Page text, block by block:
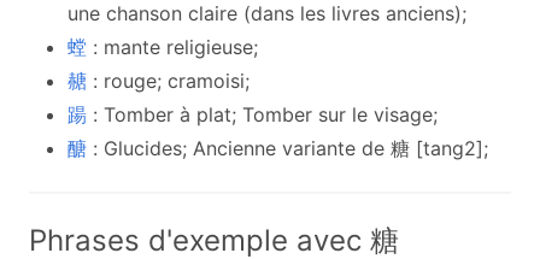
une chanson claire (dans les livres anciens);
螳 : mante religieuse;
赯 : rouge; cramoisi;
踼 : Tomber à plat; Tomber sur le visage;
醣 : Glucides; Ancienne variante de 糖 [tang2];
Phrases d'exemple avec 糖